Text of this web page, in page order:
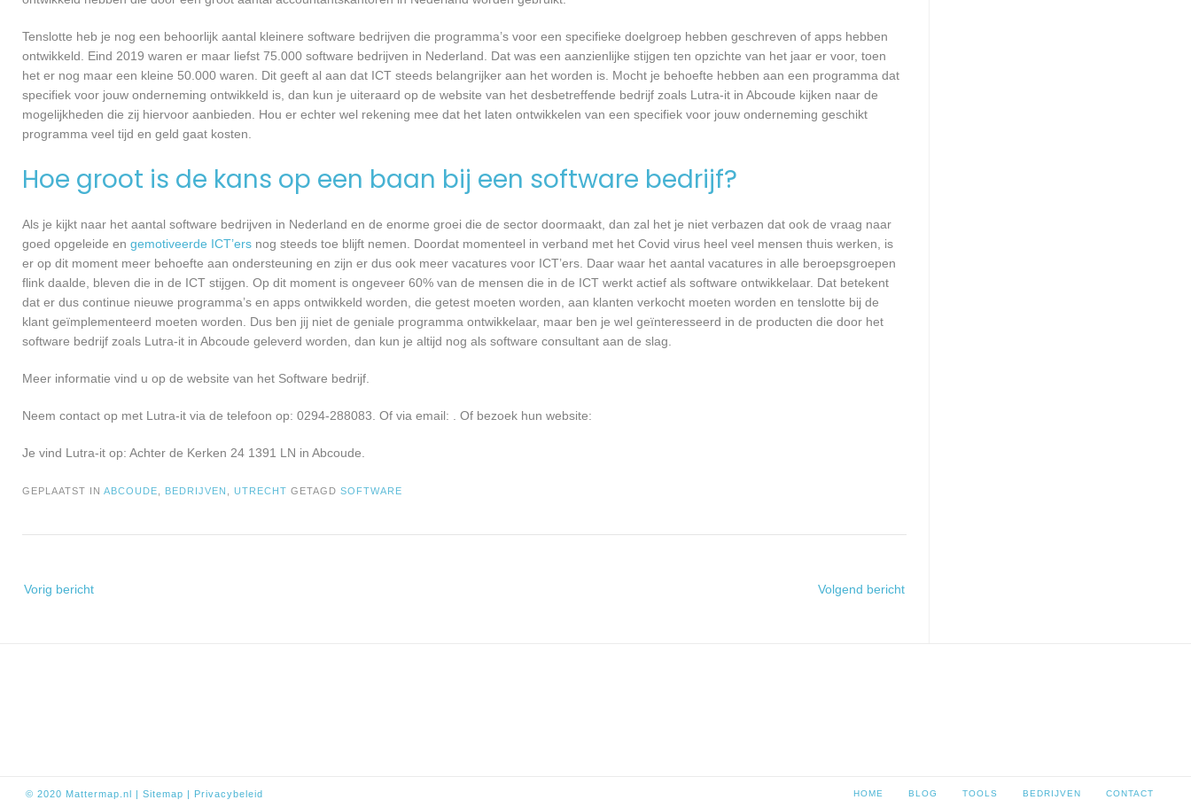
Tenslotte heb je nog een behoorlijk aantal kleinere software bedrijven die programma’s voor een specifieke doelgroep hebben geschreven of apps hebben
ontwikkeld. Eind 2019 waren er maar liefst 75.000 software bedrijven in Nederland. Dat was een aanzienlijke stijgen ten opzichte van het jaar er voor, toen
het er nog maar een kleine 50.000 waren. Dit geeft al aan dat ICT steeds belangrijker aan het worden is. Mocht je behoefte hebben aan een programma dat
specifiek voor jouw onderneming ontwikkeld is, dan kun je uiteraard op de website van het desbetreffende bedrijf zoals Lutra-it in Abcoude kijken naar de
mogelijkheden die zij hiervoor aanbieden. Hou er echter wel rekening mee dat het laten ontwikkelen van een specifiek voor jouw onderneming geschikt
programma veel tijd en geld gaat kosten.
Hoe groot is de kans op een baan bij een software bedrijf?
Als je kijkt naar het aantal software bedrijven in Nederland en de enorme groei die de sector doormaakt, dan zal het je niet verbazen dat ook de vraag naar
goed opgeleide en gemotiveerde ICT’ers nog steeds toe blijft nemen. Doordat momenteel in verband met het Covid virus heel veel mensen thuis werken, is
er op dit moment meer behoefte aan ondersteuning en zijn er dus ook meer vacatures voor ICT’ers. Daar waar het aantal vacatures in alle beroepsgroepen
flink daalde, bleven die in de ICT stijgen. Op dit moment is ongeveer 60% van de mensen die in de ICT werkt actief als software ontwikkelaar. Dat betekent
dat er dus continue nieuwe programma’s en apps ontwikkeld worden, die getest moeten worden, aan klanten verkocht moeten worden en tenslotte bij de
klant geïmplementeerd moeten worden. Dus ben jij niet de geniale programma ontwikkelaar, maar ben je wel geïnteresseerd in de producten die door het
software bedrijf zoals Lutra-it in Abcoude geleverd worden, dan kun je altijd nog als software consultant aan de slag.
Meer informatie vind u op de website van het Software bedrijf.
Neem contact op met Lutra-it via de telefoon op: 0294-288083. Of via email: . Of bezoek hun website:
Je vind Lutra-it op: Achter de Kerken 24 1391 LN in Abcoude.
GEPLAATST IN ABCOUDE BEDRIJVEN UTRECHT GETAGD SOFTWARE
navigatie
Vorig bericht Volgend bericht
© 2020 Mattermap.nl | Sitemap | Privacybeleid HOME BLOG TOOLS BEDRIJVEN CONTACT